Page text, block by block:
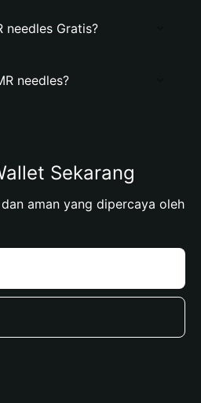
needles Gratis?
needles?
Sekarang
aman yang dipercaya oleh